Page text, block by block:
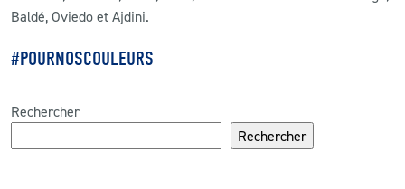
Baldé, Oviedo et Ajdini.
#POURNOSCOULEURS
Rechercher
Rechercher